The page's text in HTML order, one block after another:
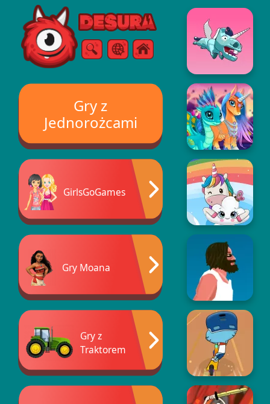
Free Online Games
SzukajMenu
Gry z
Jednorożcami
GirlsGoGames
Gry Moana
Gry z
Traktorem